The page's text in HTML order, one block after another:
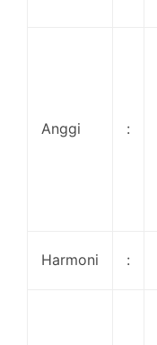
Anggi :
Harmoni :